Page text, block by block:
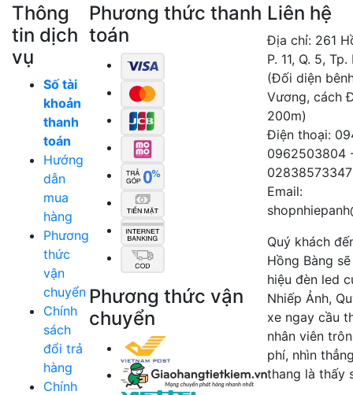
Thông
tin dịch
vụ
Số tài
khoản
thanh
toán
Hướng
dẫn
mua
hàng
Phương
thức
vận
chuyển
Chính
sách
đổi trả
hàng
Chính
Phương thức thanh
toán
Phương thức vận
chuyển
Liên hệ
Địa chỉ: 261
P. 11, Q. 5,
(Đối diện
Vương, cách
200m)
Điện thoại:
0962503804
02838573347
Email:
Quý khách
Hồng Bàng
hiệu đèn led
Nhiếp Ảnh,
xe ngay cầu
nhân viên
phí, nhìn
thang là thấy